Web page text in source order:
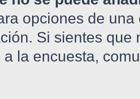
opciones de
Si sientes
a la encuesta,